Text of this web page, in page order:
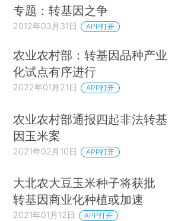
专题：转基因之争
2012年03月31日 APP打开
农业农村部：转基因品种产业
化试点有序进行
2022年01月21日 APP打开
农业农村部通报四起非法转基
因玉米案
2021年02月10日 APP打开
大北农大豆玉米种子将获批
转基因商业化种植或加速
2021年01月12日 APP打开